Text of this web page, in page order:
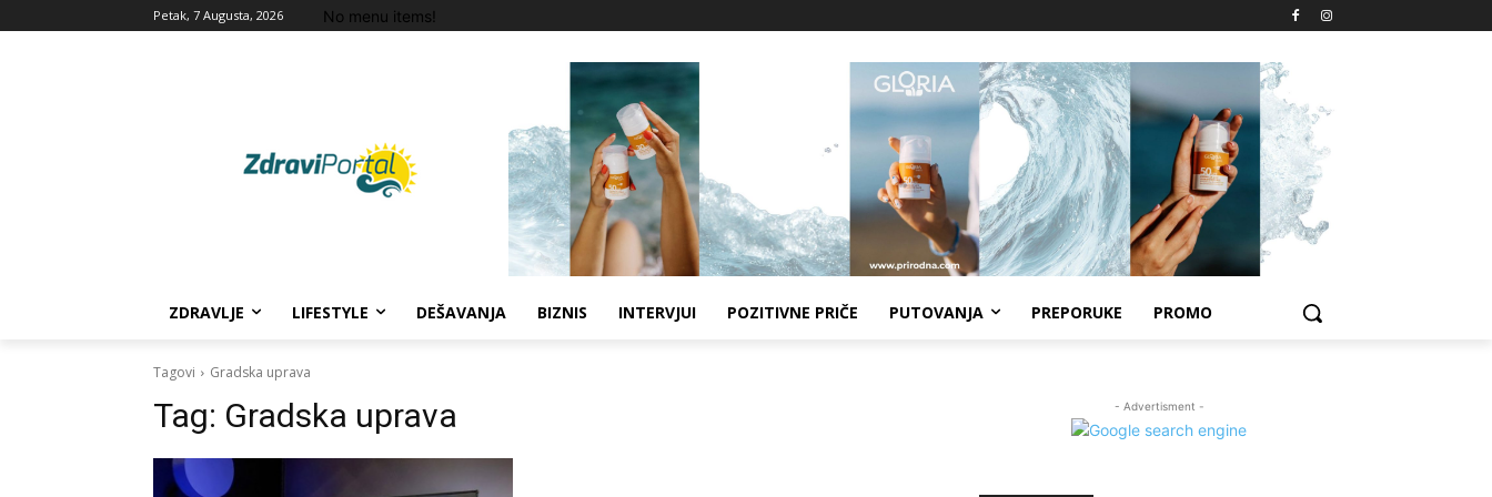
Petak, 7 Augusta, 2026 No menu items!
ZDRAVLJE LIFESTYLE DEŠAVANJA BIZNIS INTERVJUI POZITIVNE PRIČE PUTOVANJA PREPORUKE PROMO
Tagovi Gradska uprava
Tag: Gradska uprava - Advertisment -